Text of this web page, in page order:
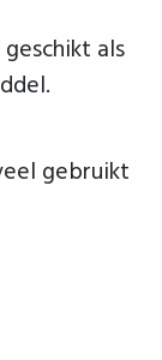
als
gebruikt